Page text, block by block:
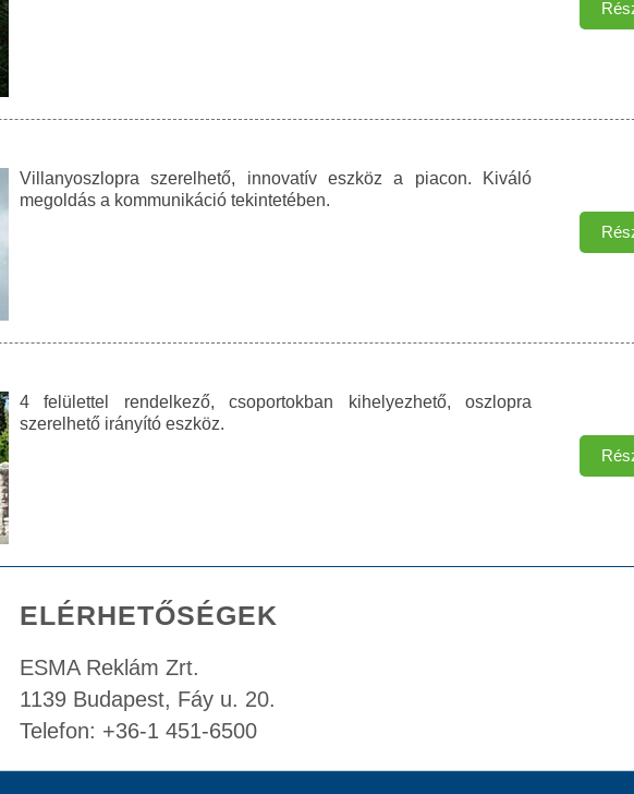
Villanyoszlopra szerelhető, innovatív eszköz a piacon. Kiváló
megoldás a kommunikáció tekintetében.
4 felülettel rendelkező, csoportokban kihelyezhető, oszlopra
szerelhető irányító eszköz.
ELÉRHETŐSÉGEK
ESMA Reklám Zrt.
1139 Budapest, Fáy u. 20.
Telefon: +36-1 451-6500